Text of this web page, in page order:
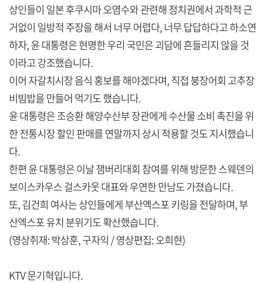
상인들이 일본 후쿠시마 오염수와 관련해 정치권에서 과학적 근
거없이 일방적 주장을 해서 너무 어렵다, 너무 답답하다고 하소연
하자, 윤 대통령은 현명한 우리 국민은 괴담에 흔들리지 않을 것
이라고 강조했습니다.
이어 자갈치시장 음식 홍보를 해야겠다며, 직접 붕장어회 고추장
비빔밥을 만들어 먹기도 했습니다.
윤 대통령은 조승환 해양수산부 장관에게 수산물 소비 촉진을 위
한 전통시장 할인 판매를 연말까지 상시 적용할 것도 지시했습니
다.
한편 윤 대통령은 이날 잼버리대회 참여를 위해 방문한 스웨덴의
보이스카우스 걸스카웃 대표와 우연한 만남도 가졌습니다.
또, 김건희 여사는 상인들에게 부산엑스포 키링을 전달하며, 부
산엑스포 유치 분위기도 확산했습니다.
(영상취재: 박상훈, 구자익 / 영상편집: 오희현)
KTV 문기혁입니다.